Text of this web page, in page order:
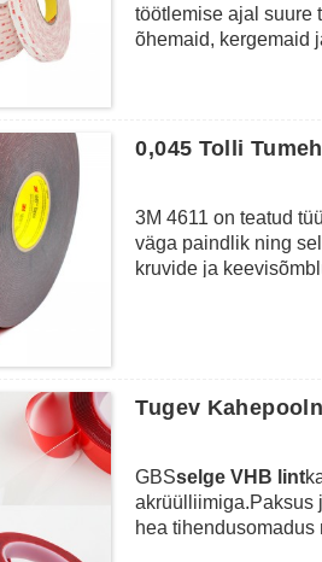
töötlemise ajal suure
õhemaid, kergemaid
välistingimustes või
tsehhanismi
elektrooniline LCD-
0,045 Tolli
3M 4611 on teatud
väga paindlik ning
kruvide ja
Tugev
GBSselge VHB lint
akrüülliimiga.Paksus
hea